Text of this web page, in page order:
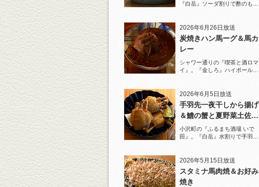
『白岳』ソーダ割りで酢のもの
2026年6月26日放送
炭焼きハン馬ーグ＆馬カ
レー
シャワー通りの『喫茶と酒ロマ
イ』。『金しろ』ハイボールで
2026年6月5日放送
手羽先一夜干しから揚げ
＆鱧の蟹と夏野菜土佐酢
ジュレがけ
小沢町の『ふるまち酒場 いで
田』。『白岳』水割りで手羽先
2026年5月15日放送
スタミナ馬肉焼＆お好み
焼き